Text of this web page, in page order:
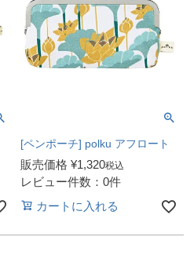
[ペンポーチ] polku アフロート
販売価格 ¥1,320税込
レビュー件数：0件
カートに入れる